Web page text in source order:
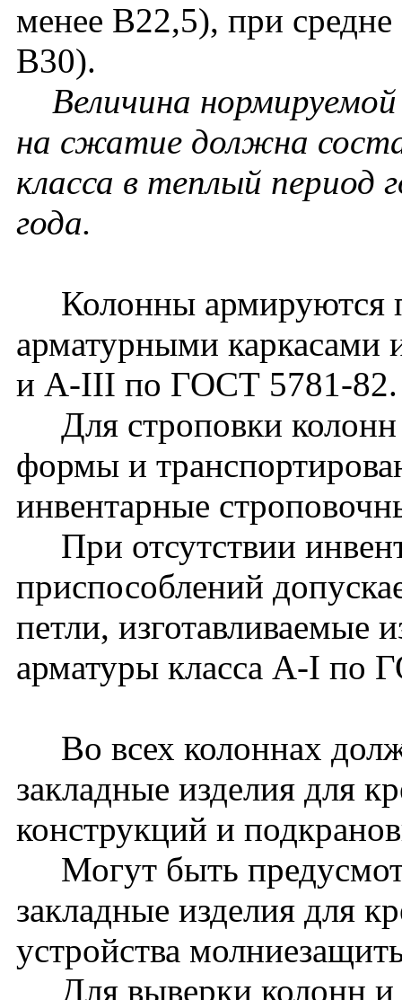
менее В22,5), при
В30).
Величина
на сжатие должна
класса в теплый период
года.
Колонны армируются
арматурными каркасами
и A-III по ГОСТ 5781-82.
Для строповки колонн
формы и
инвентарные
При отсутствии
приспособлений
петли, изготавливаемые
арматуры класса A-I по
Во всех колоннах
закладные изделия для
конструкций и
Могут быть
закладные изделия для
устройства
Для выверки колонн